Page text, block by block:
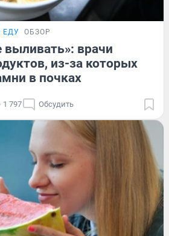
ЕДУ ОБЗОР
выливать»: врачи
из-за которых
в почках
1 797 Обсудить